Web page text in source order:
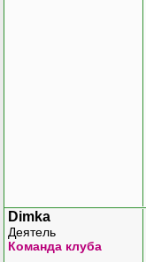
Dimka
Деятель
Команда клуба